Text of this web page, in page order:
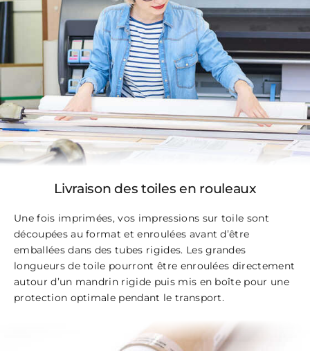
Livraison des toiles en rouleaux
Une fois imprimées, vos impressions sur toile sont
découpées au format et enroulées avant d’être
emballées dans des tubes rigides. Les grandes
longueurs de toile pourront être enroulées directement
autour d’un mandrin rigide puis mis en boîte pour une
protection optimale pendant le transport.